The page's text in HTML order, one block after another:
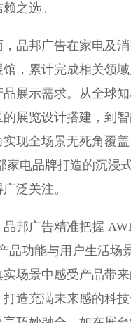
之选。
邦广告在家电及消
，累计完成相关领
展示需求。从全球
展览设计搭建，到
现全场景无死角覆
家电品牌打造的沉浸
泛关注。
广告精准把握
品功能与用户生活
场景中感受产品带
造充满未来感的科